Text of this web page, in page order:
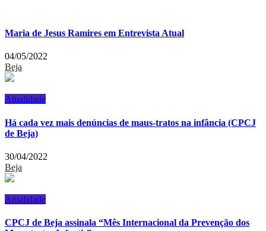
Maria de Jesus Ramires em Entrevista Atual
04/05/2022
Beja
Atualidade
Há cada vez mais denúncias de maus-tratos na infância (CPCJ
de Beja)
30/04/2022
Beja
Atualidade
CPCJ de Beja assinala “Mês Internacional da Prevenção dos